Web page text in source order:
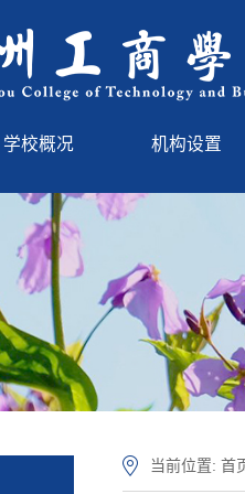
学校概况
学校简介
现任领导
学校标识
学校章程
学校沿革
机构设置
当前位置: 首